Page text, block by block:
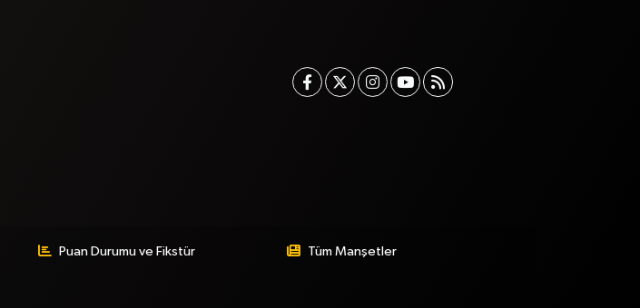
Puan Durumu ve Fikstür Tüm Manşetler